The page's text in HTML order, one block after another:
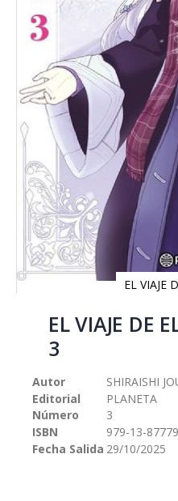
EL VIAJE
comienzo
galería
imágenes
EL VIAJE DE
3
Autor
SHIRAISHI
Editorial
PLANETA
Número
3
ISBN
979-13-
Fecha Salida 29/10/2025